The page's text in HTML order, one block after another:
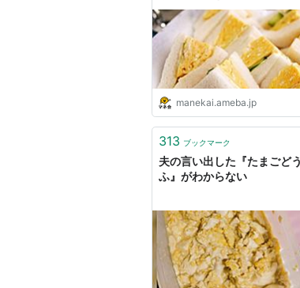
Ameba
manekai.ameba.jp
313 ブックマーク
夫の言い出した『たまごどう
ふ』がわからない